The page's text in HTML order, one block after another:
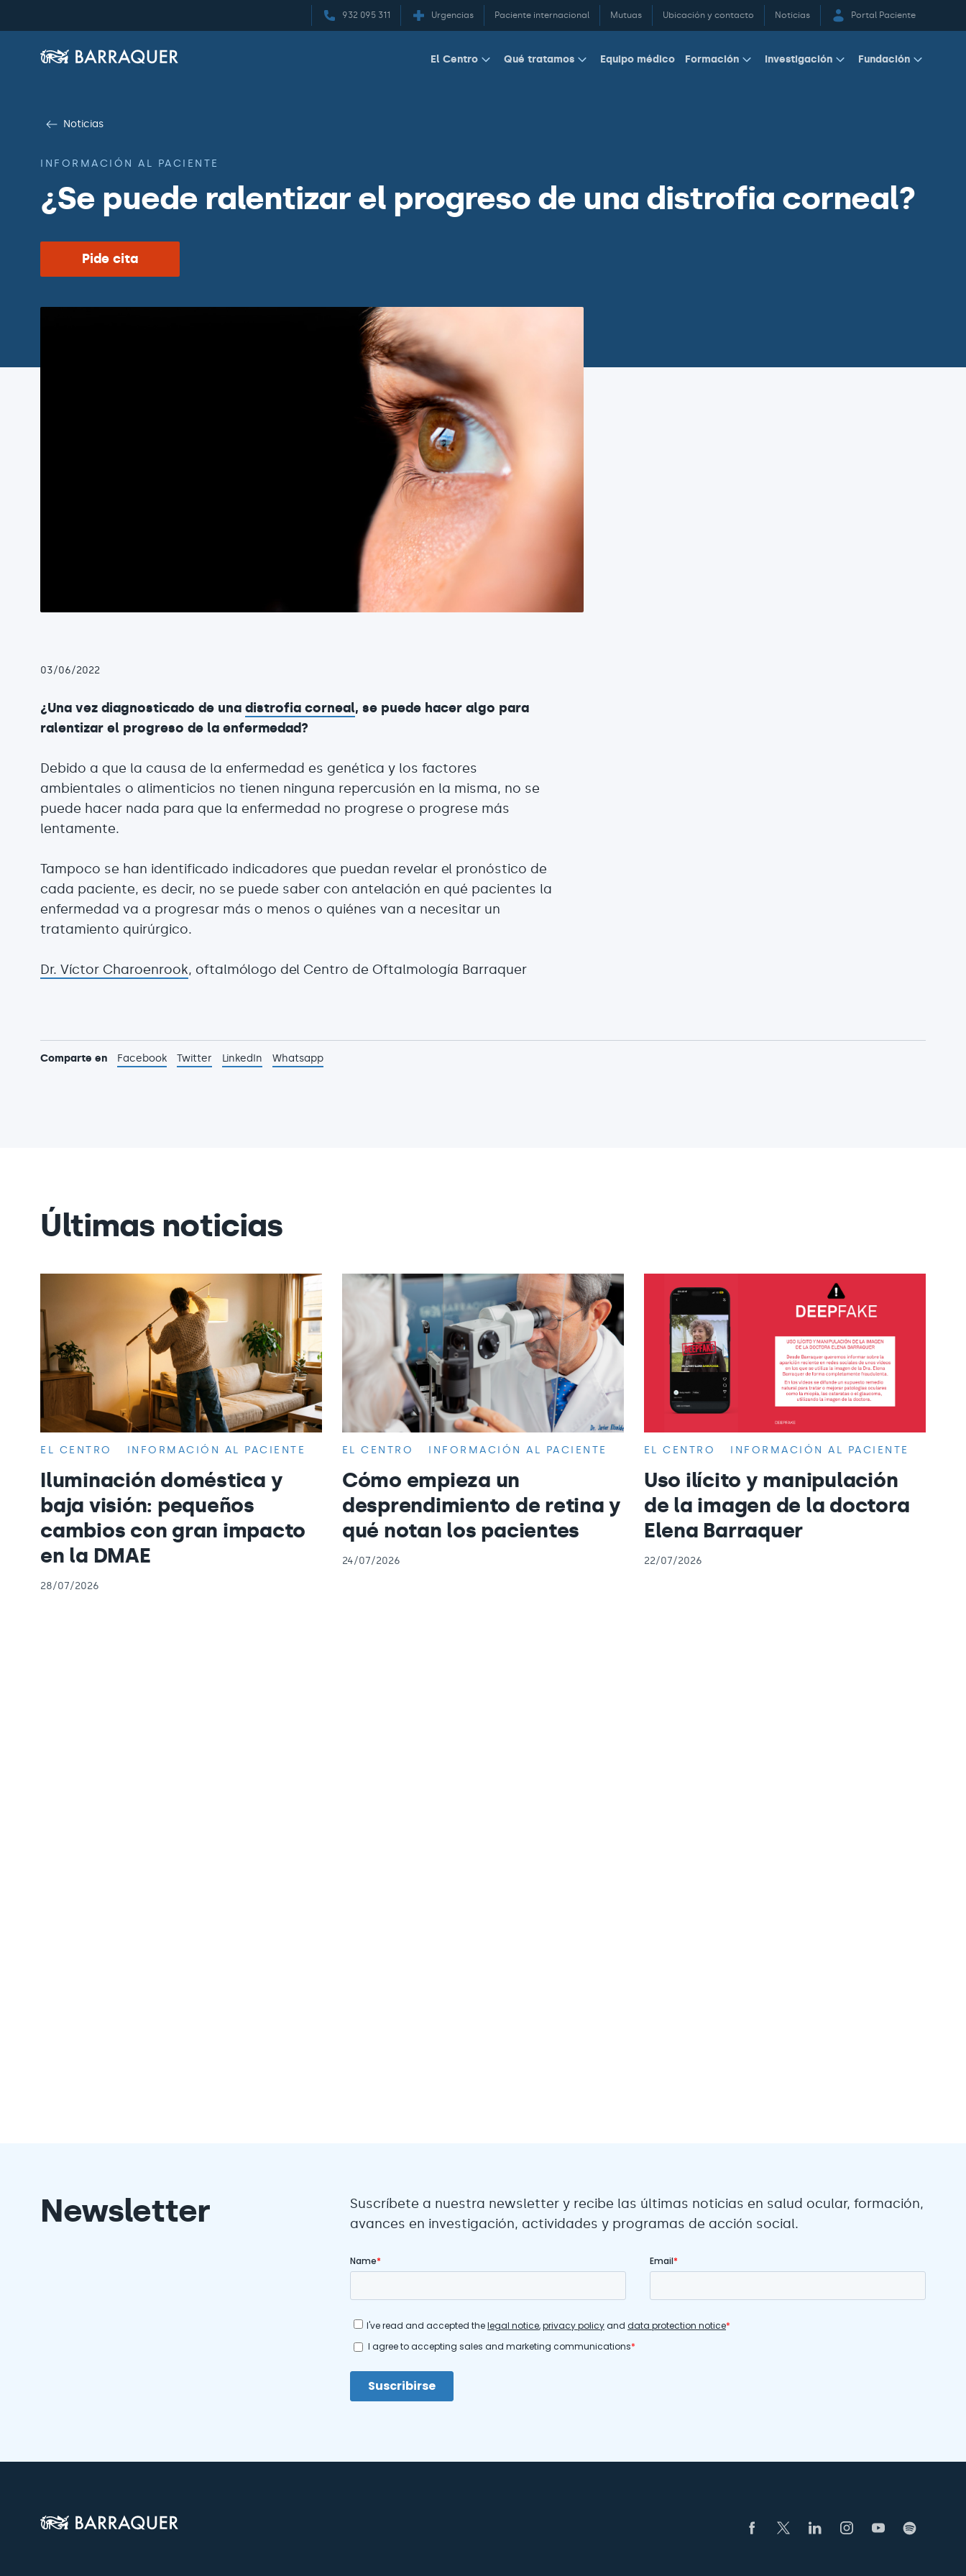
932 095 311 Urgencias Paciente internacional Mutuas Ubicación y contacto Noticias Portal Paciente
El Centro Qué tratamos Equipo médico Formación Investigación Fundación
Noticias
INFORMACIÓN AL PACIENTE
¿Se puede ralentizar el progreso de una distrofia corneal?
Pide cita
03/06/2022
¿Una vez diagnosticado de unadistrofia corneal, se puede hacer algo para
ralentizar el progreso de la enfermedad?
Debido a que la causa de la enfermedad es genética y los factores
ambientales o alimenticios no tienen ninguna repercusión en la misma, no se
puede hacer nada para que la enfermedad no progrese o progrese más
lentamente.
Tampoco se han identificado indicadores que puedan revelar el pronóstico de
cada paciente, es decir, no se puede saber con antelación en qué pacientes la
enfermedad va a progresar más o menos o quiénes van a necesitar un
tratamiento quirúrgico.
Dr. Víctor Charoenrook, oftalmólogo del Centro de Oftalmología Barraquer
Comparte en Facebook Twitter LinkedIn Whatsapp
Últimas noticias
EL CENTRO INFORMACIÓN AL PACIENTE
Iluminación doméstica y
baja visión: pequeños
cambios con gran impacto
en la DMAE
28/07/2026
EL CENTRO INFORMACIÓN AL PACIENTE
Cómo empieza un
desprendimiento de retina y
qué notan los pacientes
24/07/2026
EL CENTRO INFORMACIÓN AL PACIENTE
Uso ilícito y manipulación
de la imagen de la doctora
Elena Barraquer
22/07/2026
Newsletter
Suscríbete a nuestra newsletter y recibe las últimas noticias en salud ocular, formación,
avances en investigación, actividades y programas de acción social.